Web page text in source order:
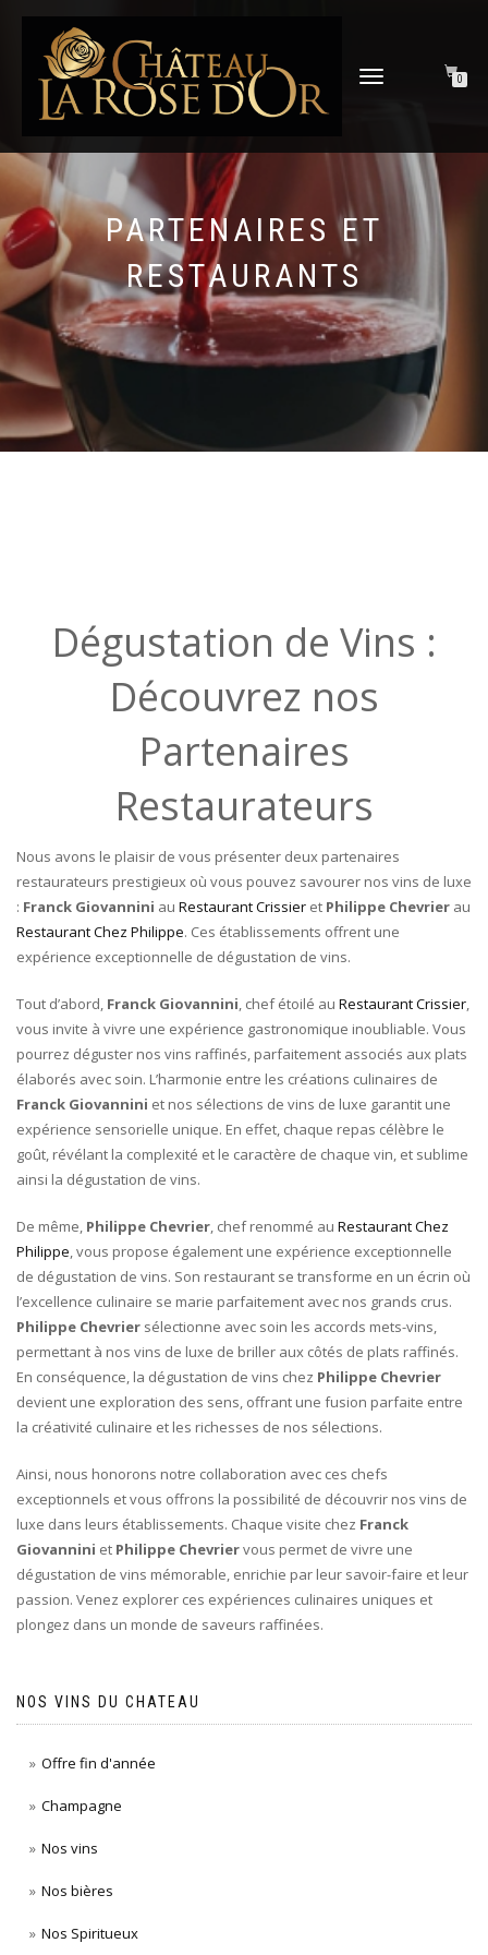
DÉPLIER
0
PARTENAIRES ET
RESTAURANTS
Dégustation de Vins :
Découvrez nos
Partenaires
Restaurateurs
Nous avons le plaisir de vous présenter deux partenaires
restaurateurs prestigieux où vous pouvez savourer nos vins de luxe
: Franck Giovannini au Restaurant Crissier et Philippe Chevrier au
Restaurant Chez Philippe. Ces établissements offrent une
expérience exceptionnelle de dégustation de vins.
Tout d’abord, Franck Giovannini, chef étoilé au Restaurant Crissier,
vous invite à vivre une expérience gastronomique inoubliable. Vous
pourrez déguster nos vins raffinés, parfaitement associés aux plats
élaborés avec soin. L’harmonie entre les créations culinaires de
Franck Giovannini et nos sélections de vins de luxe garantit une
expérience sensorielle unique. En effet, chaque repas célèbre le
goût, révélant la complexité et le caractère de chaque vin, et sublime
ainsi la dégustation de vins.
De même, Philippe Chevrier, chef renommé au Restaurant Chez
Philippe, vous propose également une expérience exceptionnelle
de dégustation de vins. Son restaurant se transforme en un écrin où
l’excellence culinaire se marie parfaitement avec nos grands crus.
Philippe Chevrier sélectionne avec soin les accords mets-vins,
permettant à nos vins de luxe de briller aux côtés de plats raffinés.
En conséquence, la dégustation de vins chez Philippe Chevrier
devient une exploration des sens, offrant une fusion parfaite entre
la créativité culinaire et les richesses de nos sélections.
Ainsi, nous honorons notre collaboration avec ces chefs
exceptionnels et vous offrons la possibilité de découvrir nos vins de
luxe dans leurs établissements. Chaque visite chez Franck
Giovannini et Philippe Chevriervous permet de vivre une
dégustation de vins mémorable, enrichie par leur savoir-faire et leur
passion. Venez explorer ces expériences culinaires uniques et
plongez dans un monde de saveurs raffinées.
NOS VINS DU CHATEAU
Offre fin d'année
Champagne
Nos vins
Nos bières
Nos Spiritueux